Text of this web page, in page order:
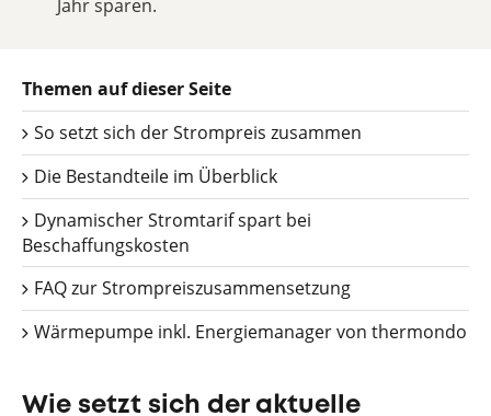
Jahr sparen.
Themen auf dieser Seite
So setzt sich der Strompreis zusammen
Die Bestandteile im Überblick
Dynamischer Stromtarif spart bei
Beschaffungskosten
FAQ zur Strompreiszusammensetzung
Wärmepumpe inkl. Energiemanager von thermondo
Wie setzt sich der aktuelle